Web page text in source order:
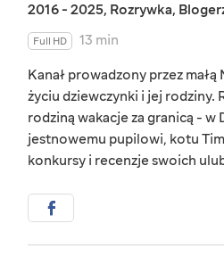
2016 - 2025, Rozrywka,
Full HD
13 min
Kanał prowadzony przez
życiu dziewczynki i jej rodziny.
rodziną wakacje za granicą -
jestnowemu pupilowi, kotu
konkursy i recenzje swoich